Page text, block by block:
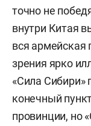
точно не
внутри Китая
вся армейская
зрения ярко
«Сила Сибири»
конечный
провинции, но